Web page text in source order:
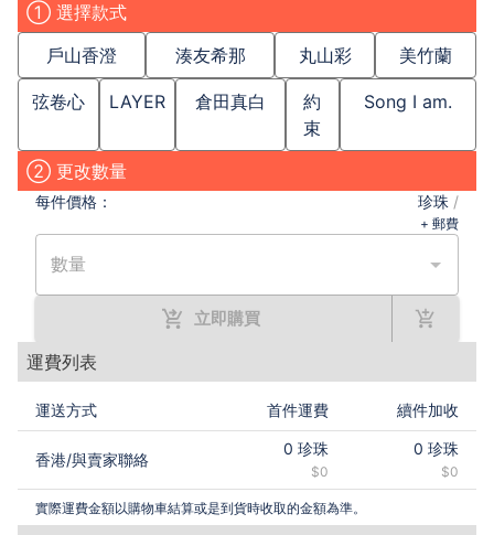
① 選擇款式
戶山香澄
湊友希那 丸山彩 美竹蘭
弦卷心 LAYER 倉田真白
約
束
Song I am.
② 更改數量
每件價格： 珍珠 /
+ 郵費
數量
立即購買
運費列表
運送方式 首件運費 續件加收
香港/與賣家聯絡
0 珍珠
$0
0 珍珠
$0
實際運費金額以購物車結算或是到貨時收取的金額為準。